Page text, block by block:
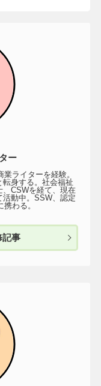
ー
ライターを経験。
身する。社会福祉
CSWを経て、現在
動中。SSW、認定
わる。
記事